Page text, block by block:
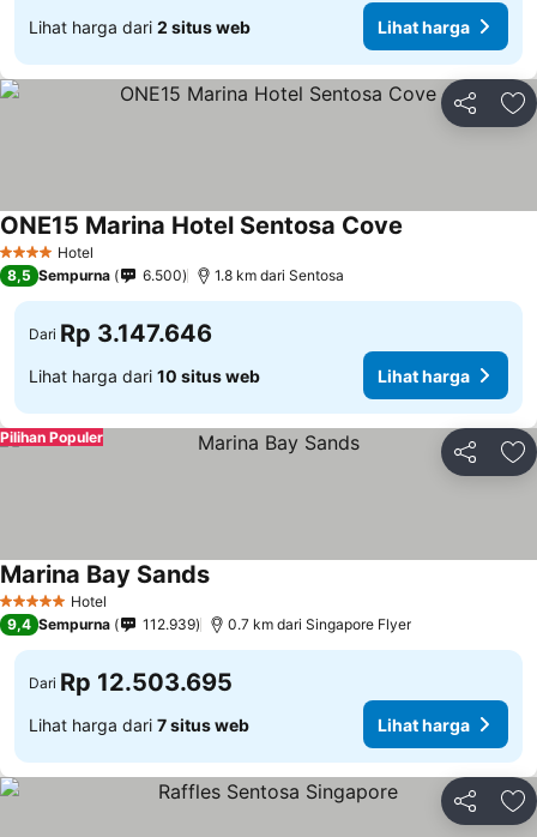
Lihat harga dari 2 situs web Lihat harga
Bagikan
4 BintangHotel
ONE15 Marina Hotel Sentosa Cove
8,5 Sempurna 6.500 1.8 km dari Sentosa
Dari Rp 3.147.646
Lihat harga dari 10 situs web Lihat harga
Bagikan
Pilihan Populer
5 Bintang Hotel
Marina Bay Sands
9,4 Sempurna 112.939 0.7 km dari Singapore Flyer
Dari Rp 12.503.695
Lihat harga dari 7 situs web Lihat harga
Bagikan